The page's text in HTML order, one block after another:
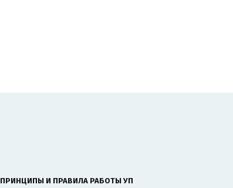
ПРИНЦИПЫ И ПРАВИЛА РАБОТЫ УП